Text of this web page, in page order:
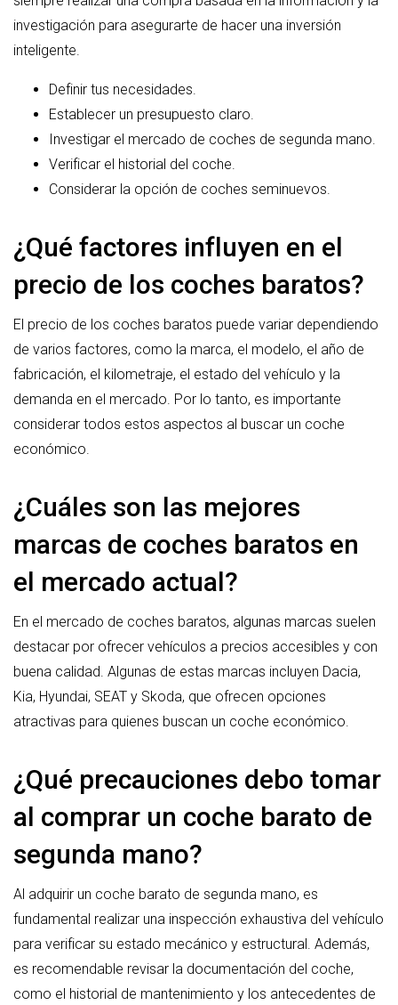
investigación para asegurarte de hacer una inversión
inteligente.
Definir tus necesidades.
Establecer un presupuesto claro.
Investigar el mercado de coches de segunda mano.
Verificar el historial del coche.
Considerar la opción de coches seminuevos.
¿Qué factores influyen en el
precio de los coches baratos?
El precio de los coches baratos puede variar dependiendo
de varios factores, como la marca, el modelo, el año de
fabricación, el kilometraje, el estado del vehículo y la
demanda en el mercado. Por lo tanto, es importante
considerar todos estos aspectos al buscar un coche
económico.
¿Cuáles son las mejores
marcas de coches baratos en
el mercado actual?
En el mercado de coches baratos, algunas marcas suelen
destacar por ofrecer vehículos a precios accesibles y con
buena calidad. Algunas de estas marcas incluyen Dacia,
Kia, Hyundai, SEAT y Skoda, que ofrecen opciones
atractivas para quienes buscan un coche económico.
¿Qué precauciones debo tomar
al comprar un coche barato de
segunda mano?
Al adquirir un coche barato de segunda mano, es
fundamental realizar una inspección exhaustiva del vehículo
para verificar su estado mecánico y estructural. Además,
es recomendable revisar la documentación del coche,
como el historial de mantenimiento y los antecedentes de